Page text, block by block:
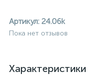
Артикул: 24.06k
Пока нет отзывов
Характеристики